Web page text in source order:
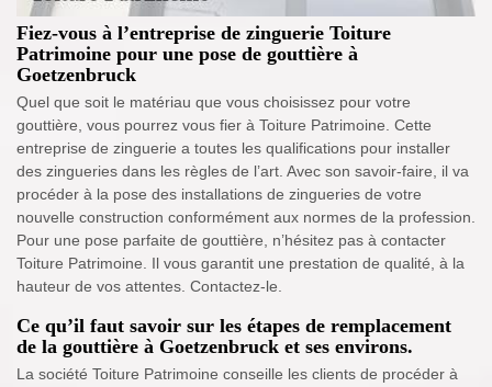
Fiez-vous à l’entreprise de zinguerie Toiture
Patrimoine pour une pose de gouttière à
Goetzenbruck
Quel que soit le matériau que vous choisissez pour votre
gouttière, vous pourrez vous fier à Toiture Patrimoine. Cette
entreprise de zinguerie a toutes les qualifications pour installer
des zingueries dans les règles de l’art. Avec son savoir-faire, il va
procéder à la pose des installations de zingueries de votre
nouvelle construction conformément aux normes de la profession.
Pour une pose parfaite de gouttière, n’hésitez pas à contacter
Toiture Patrimoine. Il vous garantit une prestation de qualité, à la
hauteur de vos attentes. Contactez-le.
Ce qu’il faut savoir sur les étapes de remplacement
de la gouttière à Goetzenbruck et ses environs.
La société Toiture Patrimoine conseille les clients de procéder à